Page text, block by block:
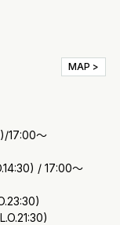
MAP >
17:00～
/ 17:00～